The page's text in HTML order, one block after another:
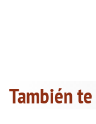
También